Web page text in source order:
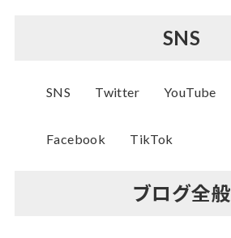
SNS
SNS Twitter YouTube
Facebook TikTok
ブログ全般